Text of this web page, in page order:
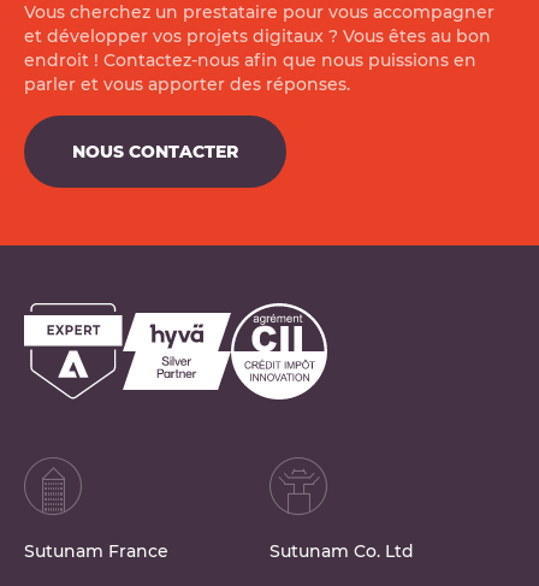
Vous cherchez un prestataire pour vous accompagner
et développer vos projets digitaux ? Vous êtes au bon
endroit ! Contactez-nous afin que nous puissions en
parler et vous apporter des réponses.
NOUS CONTACTER
Sutunam France Sutunam Co. Ltd